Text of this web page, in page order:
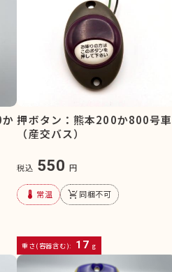
押ボタン：熊本200か800号車
（産交バス）
税込 550 円
device_thermostat 常温 remove_shopping_cart同梱不可
重さ(容器含む): 17 g